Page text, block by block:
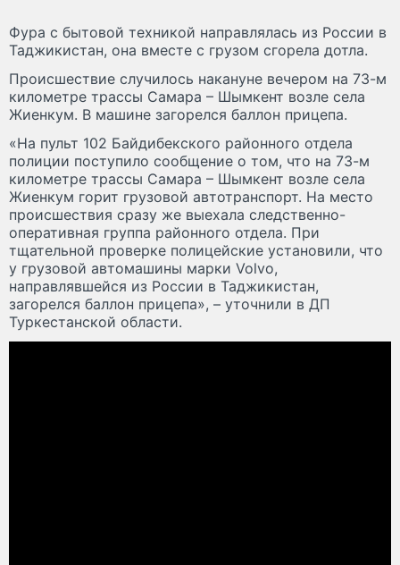
Фура с бытовой техникой направлялась из России в
Таджикистан, она вместе с грузом сгорела дотла.
Происшествие случилось накануне вечером на 73-м
километре трассы Самара – Шымкент возле села
Жиенкум. В машине загорелся баллон прицепа.
«На пульт 102 Байдибекского районного отдела
полиции поступило сообщение о том, что на 73-м
километре трассы Самара – Шымкент возле села
Жиенкум горит грузовой автотранспорт. На место
происшествия сразу же выехала следственно-
оперативная группа районного отдела. При
тщательной проверке полицейские установили, что
у грузовой автомашины марки Volvo,
направлявшейся из России в Таджикистан,
загорелся баллон прицепа», – уточнили в ДП
Туркестанской области.